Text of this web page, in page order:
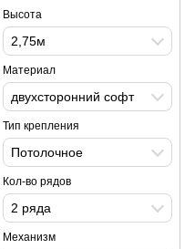
Высота
2,75м
Материал
двухсторонний софт
Тип крепления
Потолочное
Кол-во рядов
2 ряда
Механизм